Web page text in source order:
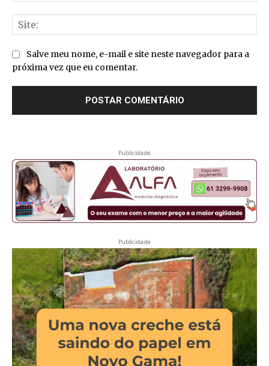
Salve meu nome, e-mail e site neste navegador para a
próxima vez que eu comentar.
Publicidade
Publicidade